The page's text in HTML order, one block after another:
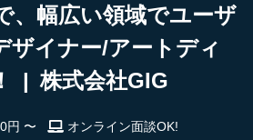
、幅広い領域でユーザ
ザイナー/アートディ
| 株式会社GIG
円 〜 オンライン面談OK!